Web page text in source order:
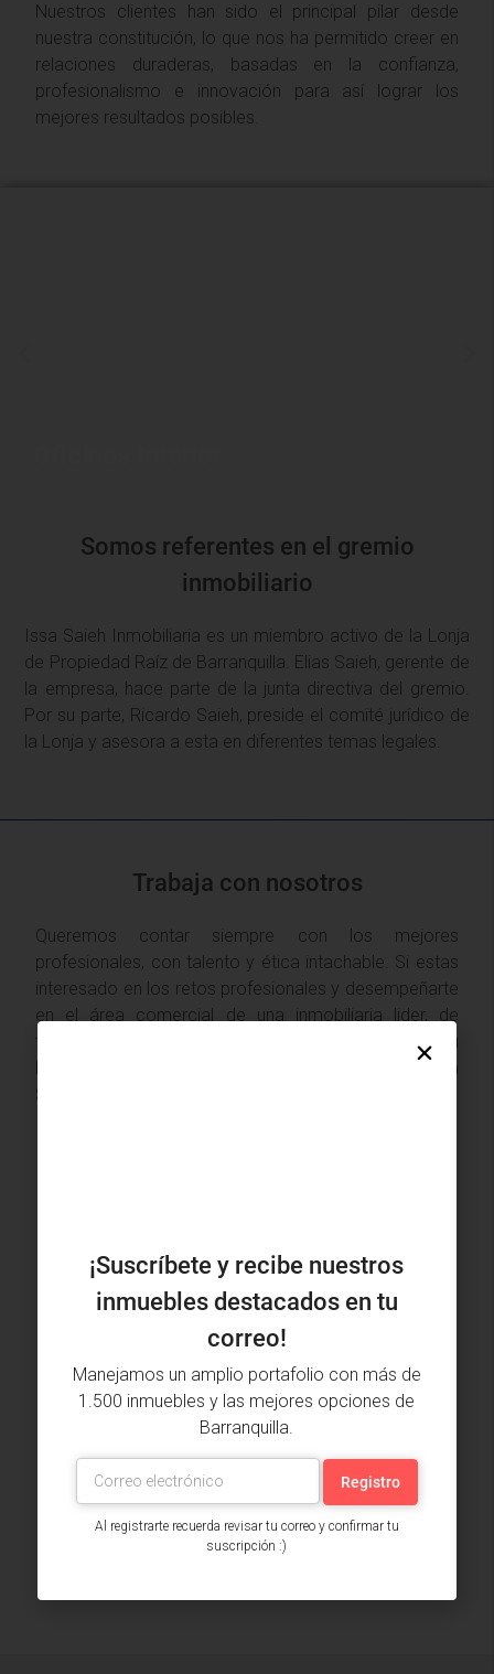
Nuestros clientes han sido el principal pilar desde
nuestra constitución, lo que nos ha permitido creer en
relaciones duraderas, basadas en la confianza,
profesionalismo e innovación para así lograr los
mejores resultados posibles.
Somos referentes en el gremio
inmobiliario
Issa Saieh Inmobiliaria es un miembro activo de la Lonja
de Propiedad Raíz de Barranquilla. Elias Saieh, gerente de
la empresa, hace parte de la junta directiva del gremio.
Por su parte, Ricardo Saieh, preside el comité jurídico de
la Lonja y asesora a esta en diferentes temas legales.
Trabaja con nosotros
Queremos contar siempre con los mejores
profesionales, con talento y ética intachable. Si estas
interesado en los retos profesionales y desempeñarte
en el área comercial de una inmobiliaria lider, de
tradición y crecimiento, déjanos un mensaje con tu
hoja de vida y cuéntanos por qué quieres unirte a Issa
Saieh.
Adjunta tu hoja de vida
Declaro que he leído y acepto las
Políticas de Privacidad
y Tratamiento de Datos
¡Suscríbete y recibe nuestros
inmuebles destacados en tu
correo!
Manejamos un amplio portafolio con más de
1.500 inmuebles y las mejores opciones de
Barranquilla.
Al registrarte recuerda revisar tu correo y confirmar tu
suscripción :)